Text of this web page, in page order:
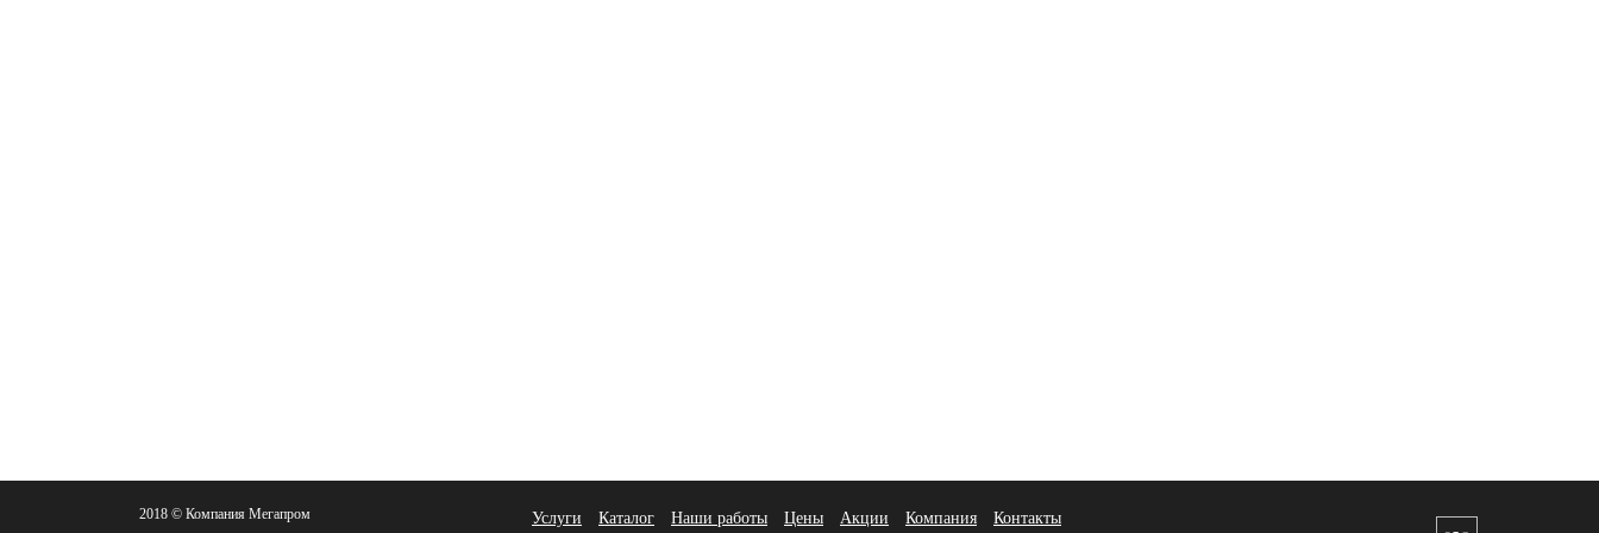
2018 © Компания Мегапром Услуги Каталог Наши работы Цены Акции Компания Контакты